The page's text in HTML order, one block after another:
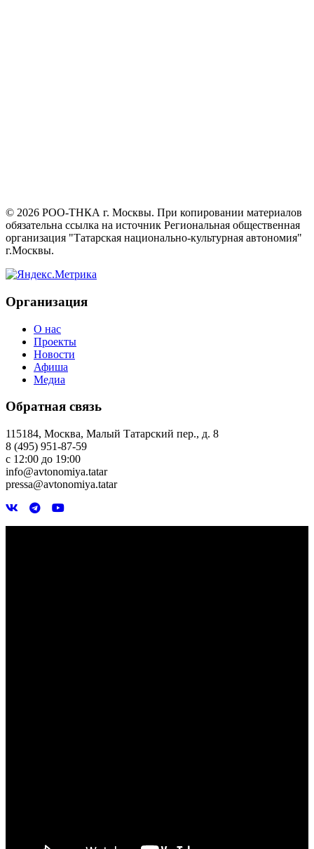
© 2026 РОО-ТНКА г. Москвы. При копировании материалов
обязательна ссылка на источник Региональная общественная
организация "Татарская национально-культурная автономия"
г.Москвы.
Организация
О нас
Проекты
Новости
Афиша
Медиа
Обратная связь
115184, Москва, Малый Татарский пер., д. 8
8 (495) 951-87-59
с 12:00 до 19:00
info@avtonomiya.tatar
pressa@avtonomiya.tatar